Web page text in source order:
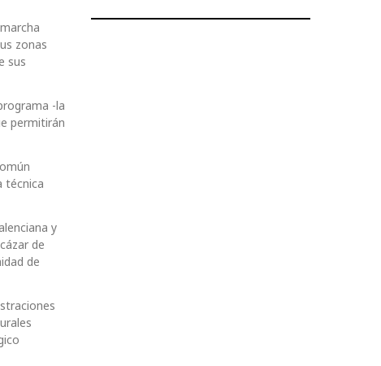
zonas
sus
-la
permitirán
técnica
y
de
de